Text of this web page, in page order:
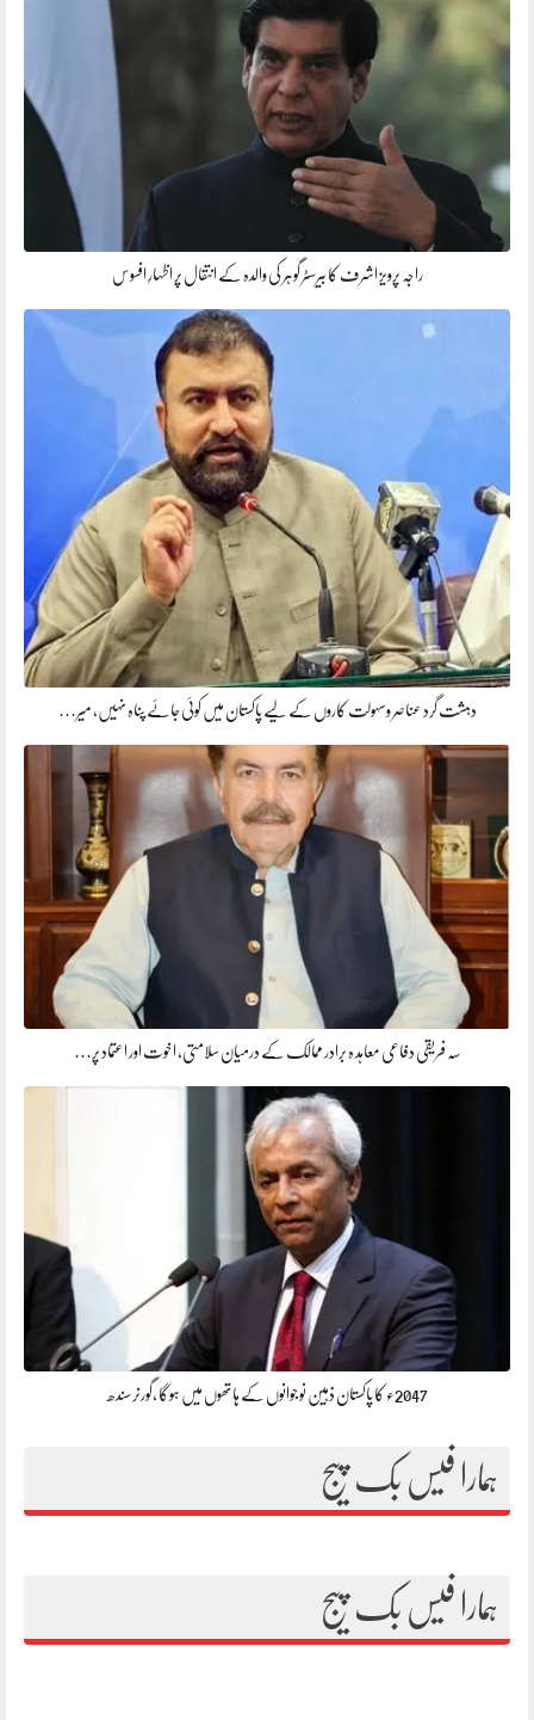
راجہ پرویز اشرف کا بیرسٹر گوہر کی والدہ کے انتقال پر اظہارِ افسوس
دہشت گرد عناصر وسہولت کاروں کے لیے پاکستان میں کوئی جائے پناہ نہیں، میر…
سہ فریقی دفاعی معاہد ہ برادر ممالک کے درمیان سلامتی، اخوت اور اعتماد پر…
2047ء کا پاکستان ذہین نوجوانوں کے ہاتھوں میں ہوگا ،گورنرسندھ
ہمارا فیس بک پیج
ہمارا فیس بک پیج